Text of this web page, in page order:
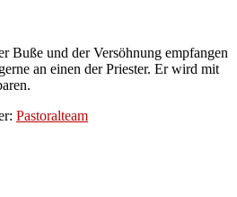
Buße und der Versöhnung empfangen
an einen der Priester. Er wird mit
Pastoralteam